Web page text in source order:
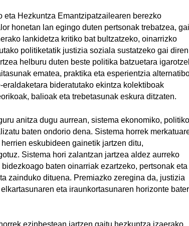
eta Hezkuntza Emantzipatzailearen berezko
honetan lan egingo duten pertsonak trebatzea, gai
lankidetza kritiko bat bultzatzeko, oinarrizko
politiketatik justizia soziala sustatzeko gai diren
helburu duten beste politika batzuetara
ematea, praktika eta esperientzia
eraldaketara bideratutako ekintza kolektiboak
balioak eta trebetasunak eskura ditzaten.
anitza dugu aurrean, sistema ekonomiko,
baten ondorio dena. Sistema horrek
eskubideen gainetik jartzen ditu,
Sistema hori zalantzan jartzea aldez aurreko
baten oinarriak ezartzeko, pertsonak eta
zainduko dituena. Premiazko zeregina da, justizia
eta iraunkortasunaren horizonte
ezinbestean jartzen gaitu hezkuntza izaerako